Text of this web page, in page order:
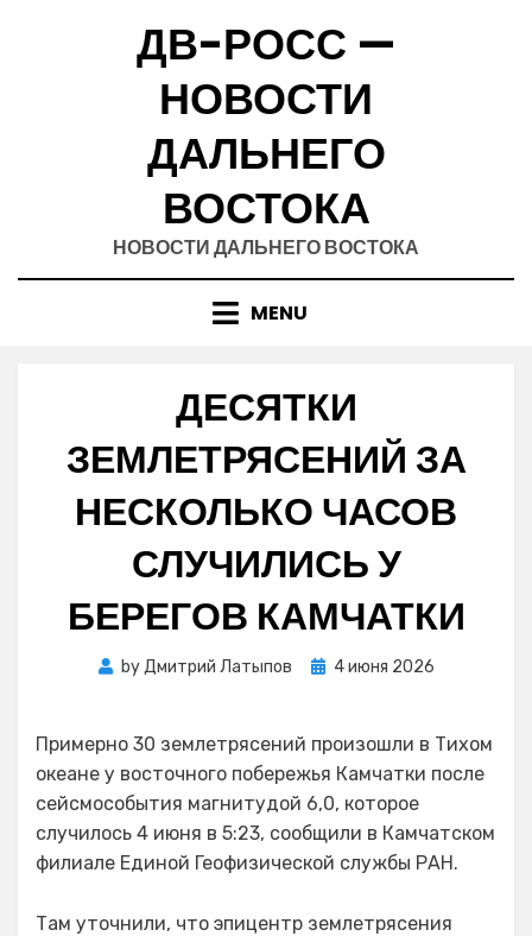
ДВ-РОСС —
НОВОСТИ
ДАЛЬНЕГО
ВОСТОКА
НОВОСТИ ДАЛЬНЕГО ВОСТОКА
MENU
ДЕСЯТКИ
ЗЕМЛЕТРЯСЕНИЙ ЗА
НЕСКОЛЬКО ЧАСОВ
СЛУЧИЛИСЬ У
БЕРЕГОВ КАМЧАТКИ
byДмитрий Латыпов
Posted
4 июня 2026
Примерно 30 землетрясений произошли в Тихом
океане у восточного побережья Камчатки после
сейсмособытия магнитудой 6,0, которое
случилось 4 июня в 5:23, сообщили в Камчатском
филиале Единой Геофизической службы РАН.
Там уточнили, что эпицентр землетрясения